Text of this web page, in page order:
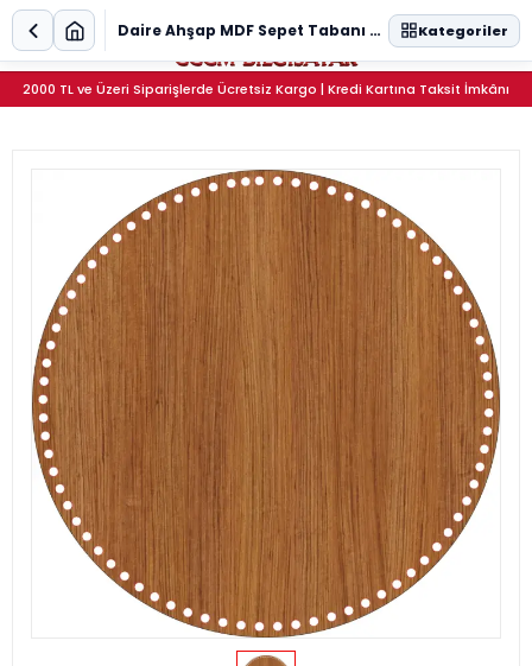
2000 TL ve Üzeri Siparişlerde Ücretsiz Kargo | Kredi Kartına Taksit İmkânı
0
Daire Ahşap MDF Sepet Tabanı 40 cm (Delik Çapı 8 mm) Kategoriler